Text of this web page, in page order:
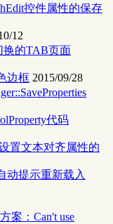
控件属性的保存
12
换的TAB页面
边框 2015/09/28
代码
置文本对齐属性的
动提示重新载入
案：Can't use